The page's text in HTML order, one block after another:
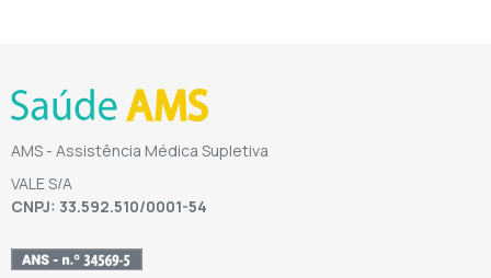
AMS - Assistência Médica Supletiva
VALE S/A
CNPJ: 33.592.510/0001-54